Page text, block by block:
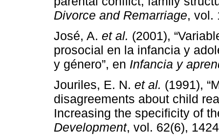
Divorce and Remarriage, vol.
José, A. et al. (2001),
prosocial en la infancia y
y género”, en Infancia y
Jouriles, E. N. et al. (1991),
disagreements about child
Increasing the specificity of
Development, vol. 62(6),